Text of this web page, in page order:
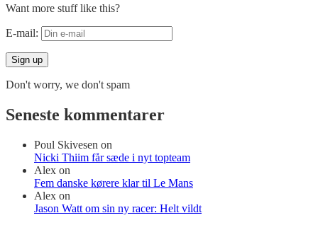
Want more stuff like this?
E-mail:
Don't worry, we don't spam
Seneste kommentarer
Poul Skivesen on
Nicki Thiim får sæde i nyt topteam
Alex on
Fem danske kørere klar til Le Mans
Alex on
Jason Watt om sin ny racer: Helt vildt